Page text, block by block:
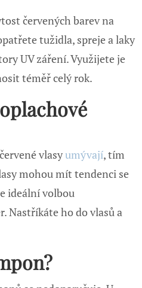
červených barev na
tužidla, spreje a laky
UV záření. Využijete je
téměř celý rok.
vlasyumývají, tím
mohou mít tendenci se
ideální volbou
Nastříkáte ho do vlasů a